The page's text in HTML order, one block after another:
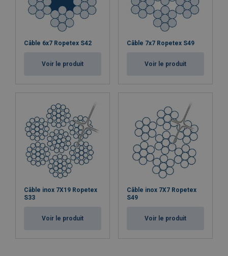
Câble 6x7 Ropetex S42
Voir le produit
Câble 7x7 Ropetex S49
Voir le produit
Câble inox 7X19 Ropetex
S33
Voir le produit
Câble inox 7X7 Ropetex
S49
Voir le produit